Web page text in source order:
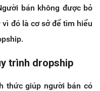
bán không được bỏ
đó là cơ sở để tìm hiểu
trình dropship
thức giúp người bán có